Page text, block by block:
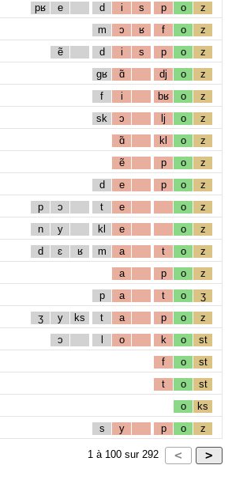
pʁ e d i s p o z
m ɔ ʁ f o z
ẽ d i s p o z
gʁ ɑ̃ dj o z
f i bʁ o z
sk ɔ lj o z
ɑ̃ kl o z
ẽ p o z
d e p o z
p ɔ t e o z
n y kl e o z
d ɛ ʁ m a t o z
a p o z
p a t o ʒ
ʒ y ks t a p o z
ɔ l o k o st
f o st
t o st
o ks
s y p o z
1 à 100 sur 292